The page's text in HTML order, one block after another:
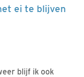
ei te blijven
blijf ik ook